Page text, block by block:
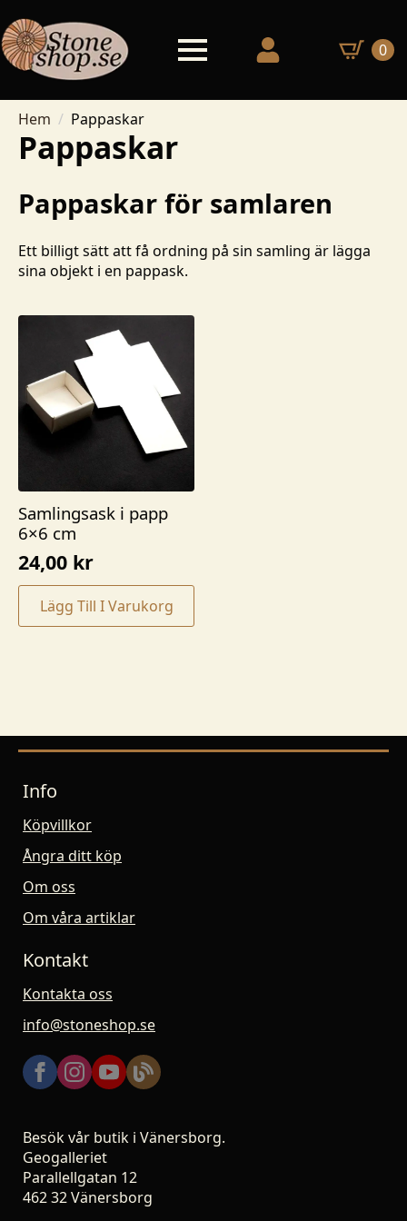
0
Hem Pappaskar
Pappaskar
Pappaskar för samlaren
Ett billigt sätt att få ordning på sin samling är lägga
sina objekt i en pappask.
Samlingsask i papp
6×6 cm
24,00 kr
Lägg Till I Varukorg
Info
Köpvillkor
Ångra ditt köp
Om oss
Om våra artiklar
Kontakt
Kontakta oss
info@stoneshop.se
Besök vår butik i Vänersborg.
Geogalleriet
Parallellgatan 12
462 32 Vänersborg